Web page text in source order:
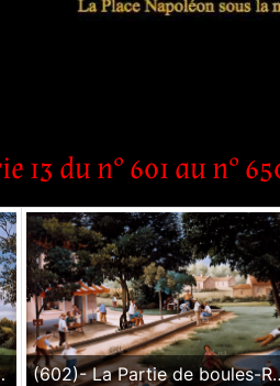
13 du n° 601 au n°
Signé en bas à gauche. (602)- La Partie de